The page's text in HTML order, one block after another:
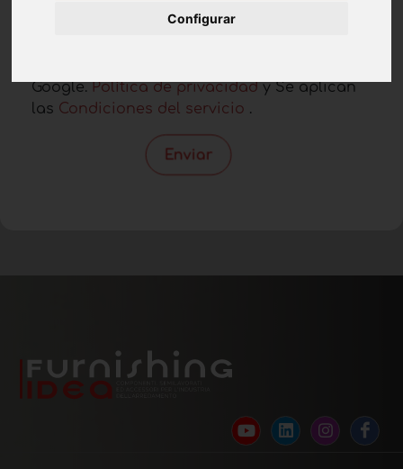
Configurar
Suscríbete al boletín
Google.Política de privacidady Se aplican
las Condiciones del servicio .
Enviar